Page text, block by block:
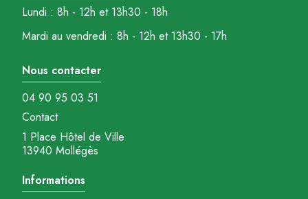
Lundi : 8h - 12h et 13h30 - 18h
Mardi au vendredi : 8h - 12h et 13h30 - 17h
Nous contacter
04 90 95 03 51
Contact
1 Place Hôtel de Ville
13940 Mollégès
Informations